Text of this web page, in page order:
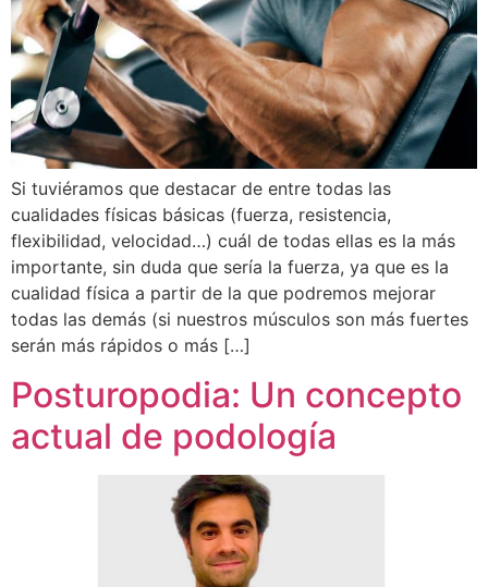
Si tuviéramos que destacar de entre todas las
cualidades físicas básicas (fuerza, resistencia,
flexibilidad, velocidad…) cuál de todas ellas es la más
importante, sin duda que sería la fuerza, ya que es la
cualidad física a partir de la que podremos mejorar
todas las demás (si nuestros músculos son más fuertes
serán más rápidos o más […]
Posturopodia: Un concepto
actual de podología